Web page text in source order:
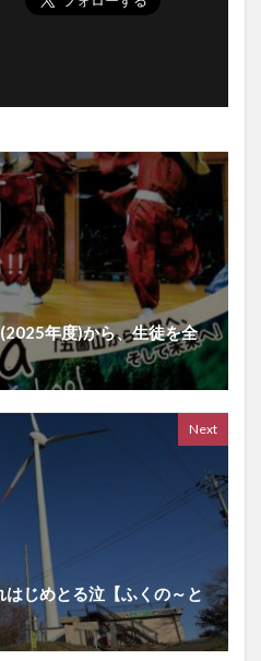
年度)から、生徒を全
Next
じめとる泣【ふくの～と